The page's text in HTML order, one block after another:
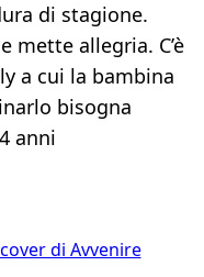
di stagione.
allegria. C’è
a cui la bambina
bisogna
anni
di Avvenire